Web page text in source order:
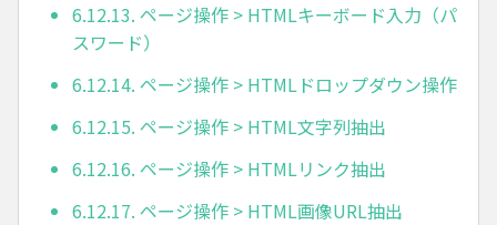
6.12.13. ページ操作 > HTMLキーボード入力（パ
スワード）
6.12.14. ページ操作 > HTMLドロップダウン操作
6.12.15. ページ操作 > HTML文字列抽出
6.12.16. ページ操作 > HTMLリンク抽出
6.12.17. ページ操作 > HTML画像URL抽出